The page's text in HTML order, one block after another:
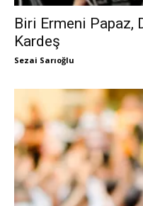
Biri Ermeni Papaz,
Kardeş
Sezai Sarıoğlu